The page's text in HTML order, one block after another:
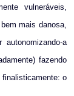
vulneráveis,
mais danosa,
a
fazendo
o